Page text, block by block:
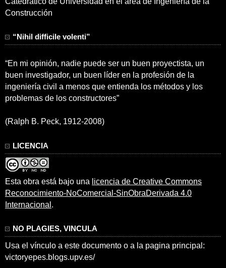
Construcción
“Nihil difficile volenti”
“En mi opinión, nadie puede ser un buen proyectista, un
buen investigador, un buen líder en la profesión de la
ingeniería civil a menos que entienda los métodos y los
problemas de los constructores”
(Ralph B. Peck, 1912-2008)
LICENCIA
Esta obra está bajo una licencia de Creative Commons
Reconocimiento-NoComercial-SinObraDerivada 4.0
Internacional .
NO PLAGIES, VINCULA
Usa el vínculo a este documento o a la pagina principal:
victoryepes.blogs.upv.es/